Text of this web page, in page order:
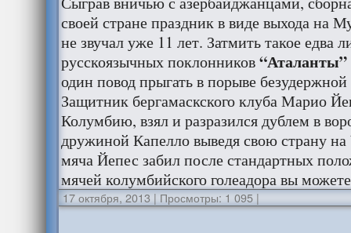
своей стране праздник в виде выхода на
не звучал уже 11 лет. Затмить такое едва
русскоязычных поклонников“Аталанты”
один повод прыгать в порыве
Защитник бергамаскского клуба Марио
Колумбию, взял и разразился дублем в
дружиной Капелло выведя свою страну
мяча Йепес забил после стандартных
мячей колумбийского голеадора вы
17 октября, 2013 | Просмотры: 1 095|